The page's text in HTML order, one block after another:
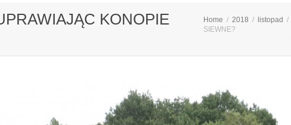
KONOPIE Home 2018 listopad
SIEWNE?